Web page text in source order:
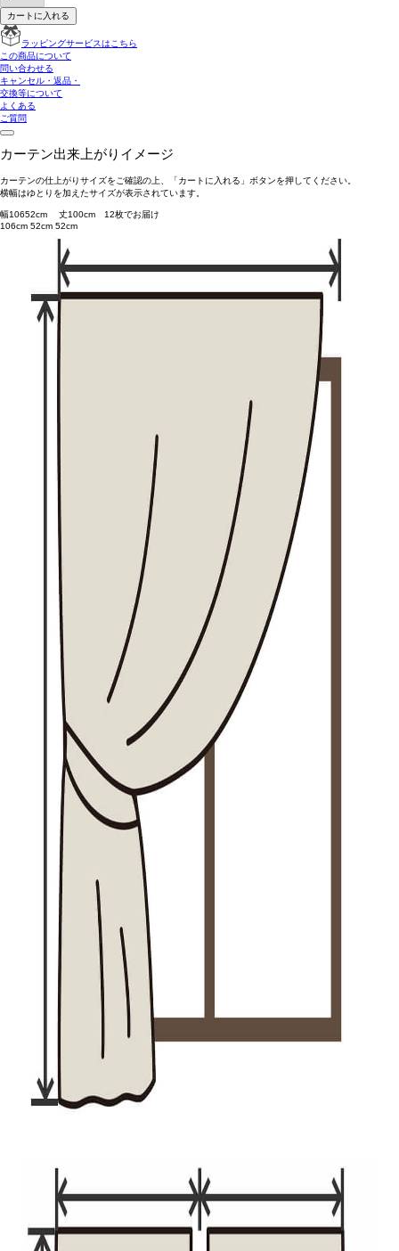
カートに入れる
ラッピングサービスはこちら
この商品について
問い合わせる
キャンセル・返品・
交換等について
よくある
ご質問
カーテン出来上がりイメージ
カーテンの仕上がりサイズをご確認の上、「カートに入れる」ボタンを押してください。
横幅はゆとりを加えたサイズが表示されています。
幅10652cm 丈100cm 12枚でお届け
106cm 52cm 52cm